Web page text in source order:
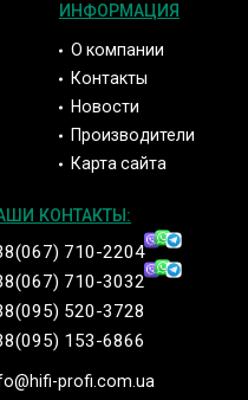
ИНФОРМАЦИЯ
О компании
Контакты
Новости
Производители
Карта сайта
КОНТАКТЫ:
710-2204
710-3032
520-3728
153-6866
profi.com.ua